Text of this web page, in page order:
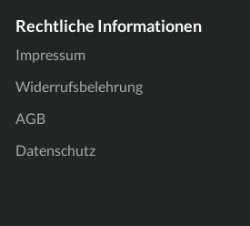
Rechtliche Informationen
Impressum
Widerrufsbelehrung
AGB
Datenschutz